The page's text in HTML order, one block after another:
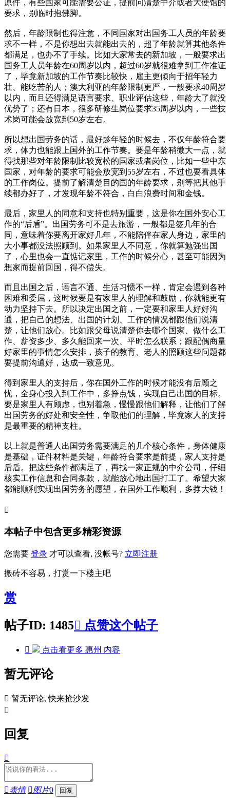
原件，有些国家可能需要公证，提前问清楚中介或者大使馆的
要求，别临时抱佛脚。
然后，年龄限制也得注意，不同国家对出国务工人员的年龄要
求不一样，不是你想出去就能出去的，超了年龄就算其他条件
都满足，也办不了手续。比如大家常去的新加坡，一般要求出
国务工人员年龄在60周岁以内，超过60岁就很难拿到工作准证
了，毕竟新加坡的工作节奏比较快，雇主更倾向于招年轻力
壮、能吃苦的人；澳大利亚的年龄限制更严，一般要求40周岁
以内，而且还得满足语言要求、职业评估这些，年龄大了就没
优势了；还有日本，很多研修生岗位要求35周岁以内，一些技
术岗可能会放宽到50岁左右。
所以想出国劳务的话，最好趁年轻的时候去，不仅年龄符合要
求，体力也能跟上国外的工作节奏。要是年龄稍微大一点，就
得找那些对年龄限制比较宽松的国家或者岗位，比如一些中东
国家，对年龄的要求可能会放宽到55岁左右，不过也要看具体
的工作岗位。提前了解清楚目的国的年龄要求，别等把其他手
续都办好了，才发现年龄不符合，白白浪费时间和金钱。
最后，家里人的同意和支持也特别重要，这是你在国外安心工
作的“后盾”。出国劳务可不是去旅游，一般都是签几年的合
同，意味着你要离开家好几年，不能陪伴在家人身边，家里的
大小事都没法照顾到。如果家里人不同意，你就算勉强出国
了，心里也会一直惦记家里，工作的时候分心，甚至可能因为
想家而提前回国，得不偿失。
而且出国之后，语言不通、生活习惯不一样，肯定会遇到各种
困难和委屈，这时候要是有家里人的理解和鼓励，你就能更有
动力坚持下去。所以决定出国之前，一定要和家里人好好沟
通，把自己的想法、出国的计划、工作的情况都跟他们说清
楚，让他们放心。比如跟父母说清楚你去哪个国家、做什么工
作、薪资多少、多久能回来一次、平时怎么联系；跟配偶商量
好家里的事情怎么安排，孩子的教育、老人的照顾这些问题都
要提前沟通好，达成一致意见。
得到家里人的支持后，你在国外工作的时候才能没有后顾之
忧，全身心投入到工作中，多挣点钱，实现自己出国的目标。
要是家里人有顾虑，也别着急，慢慢跟他们解释，让他们了解
出国劳务的好处和安全性，争取他们的理解，毕竟家人的支持
是最重要的精神支柱。
以上就是普通人出国劳务需要满足的几个核心条件，身体健康
是基础，证件材料是关键，年龄符合要求是前提，家人支持是
后盾。把这些条件都满足了，再找一家正规的中介公司，仔细
核实工作信息和合同条款，就能放心地出国打工了。希望大家
都能顺利实现出国劳务的愿望，在国外工作顺利，多挣大钱！

本帖子中包含更多精彩资源
您需要 登录 才可以查看, 没帐号? 立即注册
搬砖不容易，打赏一下楼主吧
赏
帖子ID: 1485 点赞这个帖子
 点击看更多 惠州 内容
暂无评论
 暂无评论, 快来抢沙发

回复

表情 图片0